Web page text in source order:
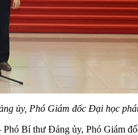
ủy, Phó Giám đốc Đại học
Bí thư Đảng ủy, Phó Giám